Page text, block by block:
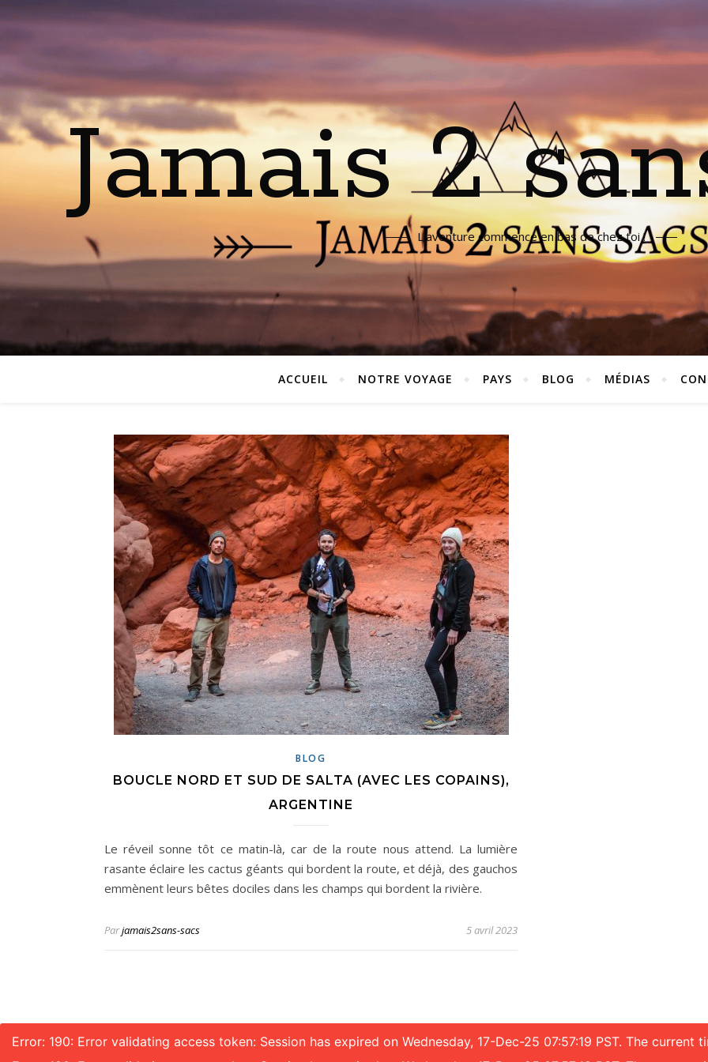
Jamais 2
L'aventure commence en bas de chez toi !
ACCUEIL NOTRE VOYAGE PAYS BLOG MÉDIAS
BLOG
BOUCLE NORD ET SUD DE SALTA (AVEC LES COPAINS),
ARGENTINE
Le réveil sonne tôt ce matin-là, car de la route nous attend. La lumière
rasante éclaire les cactus géants qui bordent la route, et déjà, des gauchos
emmènent leurs bêtes dociles dans les champs qui bordent la rivière.
Parjamais2sans-sacs 5 avril 2023
Error: 190: Error validating access token: Session has expired on Wednesday, 17-Dec-25 07:57:19 PST. The current